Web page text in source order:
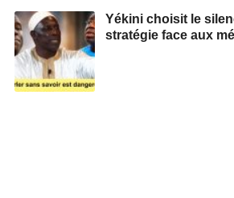
Yékini choisit le
stratégie face aux